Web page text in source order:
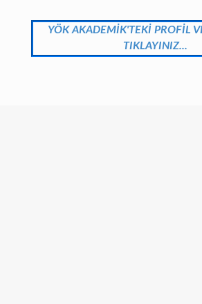
YÖK AKADEMİK'TEKİ PROFİL
TIKLAYINIZ...